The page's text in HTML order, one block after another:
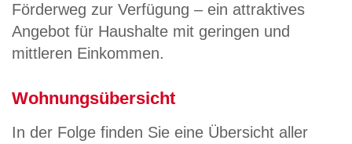
Förderweg zur Verfügung – ein attraktives
Angebot für Haushalte mit geringen und
mittleren Einkommen.
Wohnungsübersicht
In der Folge finden Sie eine Übersicht aller